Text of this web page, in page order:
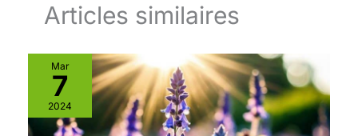
Articles similaires
Mar
7
2024